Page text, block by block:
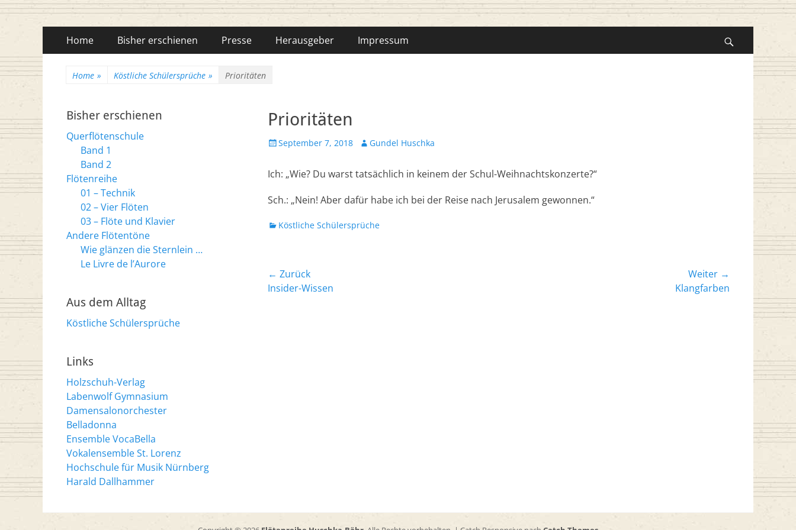
Flötenreihe Huschka-Bähr
Primäres
Menü
Inhalt
Home Bisher erschienen Presse Herausgeber Impressum
Home » Köstliche Schülersprüche » Prioritäten
Prioritäten
Veröffentlicht
September 7, 2018 AutorGundel Huschka
Ich: „Wie? Du warst tatsächlich in keinem der Schul-Weihnachtskonzerte?“
Sch.: „Nein! Aber dafür habe ich bei der Reise nach Jerusalem gewonnen.“
Kategorien
Köstliche Schülersprüche
Beitrags-
Navigation
← Zurück
Vorheriger
Insider-Wissen
Weiter →
Klangfarben
Bisher erschienen
Querflötenschule
Band 1
Band 2
Flötenreihe
01 – Technik
02 – Vier Flöten
03 – Flöte und Klavier
Andere Flötentöne
Wie glänzen die Sternlein …
Le Livre de l’Aurore
Aus dem Alltag
Köstliche Schülersprüche
Links
Holzschuh-Verlag
Labenwolf Gymnasium
Damensalonorchester
Belladonna
Ensemble VocaBella
Vokalensemble St. Lorenz
Hochschule für Musik Nürnberg
Harald Dallhammer